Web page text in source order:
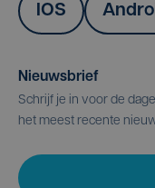
IOS
Nieuwsbrief
Schrijf je in voor de
het meest recente